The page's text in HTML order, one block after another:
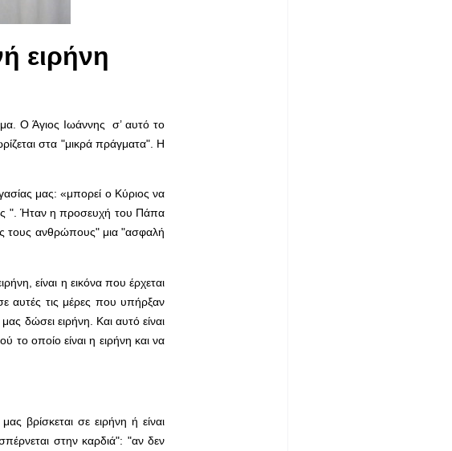
ειρήνη
Ο Άγιος Ιωάννης σ’ αυτό το
στα "μικρά πράγματα". Η
μας: «μπορεί ο Κύριος να
". Ήταν η προσευχή του Πάπα
τους ανθρώπους" μια "ασφαλή
είναι η εικόνα που έρχεται
αυτές τις μέρες που υπήρξαν
δώσει ειρήνη. Και αυτό είναι
οποίο είναι η ειρήνη και να
βρίσκεται σε ειρήνη ή είναι
στην καρδιά": "αν δεν